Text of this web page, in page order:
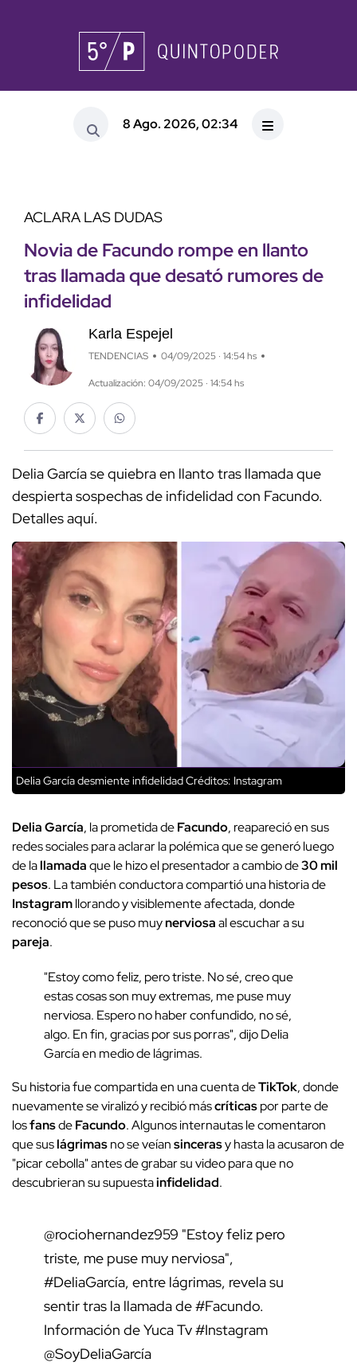
8 Ago. 2026, 02:34
ACLARA LAS DUDAS
Novia de Facundo rompe en llanto
tras llamada que desató rumores de
infidelidad
Karla Espejel
TENDENCIAS 04/09/2025 · 14:54 hs
Actualización: 04/09/2025 · 14:54 hs
Delia García se quiebra en llanto tras llamada que
despierta sospechas de infidelidad con Facundo.
Detalles aquí.
Delia García desmiente infidelidadCréditos: Instagram
Delia García, la prometida deFacundo, reapareció en sus
redes sociales para aclarar la polémica que se generó luego
de lallamadaque le hizo el presentador a cambio de30 mil
pesos. La también conductora compartió una historia de
Instagramllorando y visiblemente afectada, donde
reconoció que se puso muynerviosaal escuchar a su
pareja.
"Estoy como feliz, pero triste. No sé, creo que
estas cosas son muy extremas, me puse muy
nerviosa. Espero no haber confundido, no sé,
algo. En fin, gracias por sus porras", dijo Delia
García en medio de lágrimas.
Su historia fue compartida en una cuenta deTikTok, donde
nuevamente se viralizó y recibió máscríticaspor parte de
losfansdeFacundo. Algunos internautas le comentaron
que suslágrimasno se veíansincerasy hasta la acusaron de
"picar cebolla" antes de grabar su video para que no
descubrieran su supuestainfidelidad.
@rociohernandez959 "Estoy feliz pero
triste, me puse muy nerviosa",
#DeliaGarcía, entre lágrimas, revela su
sentir tras la llamada de#Facundo.
Información de Yuca Tv#Instagram
@SoyDeliaGarcía